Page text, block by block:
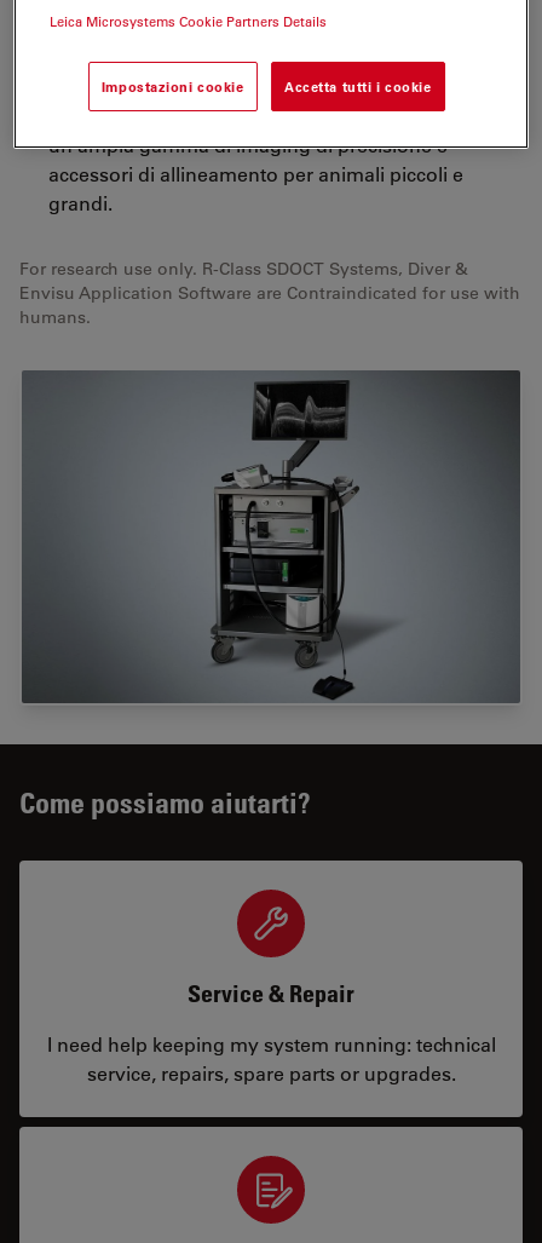
Condurre studi longitudinali riproducibili e un
reportistica e stazione di analisi.
Acquisire rapidamente splendide immagini con
un'ampia gamma di imaging di precisione e
accessori di allineamento per animali piccoli e
grandi.
For research use only. R-Class SDOCT Systems, Diver &
Envisu Application Software are Contraindicated for use with
humans.
Come possiamo aiutarti?
Service & Repair
I need help keeping my system running: technical
service, repairs, spare parts or upgrades.
Leica Microsystems Cookie Partners Details
Impostazioni cookie Accetta tutti i cookie